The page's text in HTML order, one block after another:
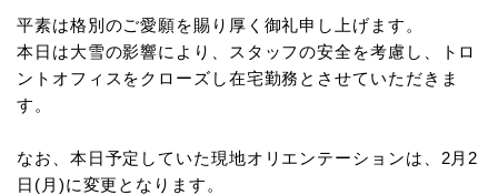
平素は格別のご愛願を賜り厚く御礼申し上げます。
本日は大雪の影響により、スタッフの安全を考慮し、トロ
ントオフィスをクローズし在宅勤務とさせていただきま
す。
なお、本日予定していた現地オリエンテーションは、2月2
日(月)に変更となります。